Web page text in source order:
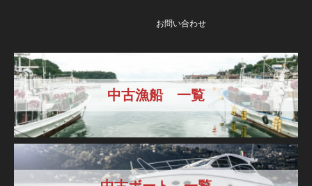
お問い合わせ
中古漁船 一覧